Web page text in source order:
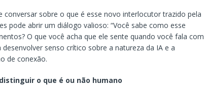
sobre o que é esse novo interlocutor trazido pela
pode abrir um diálogo valioso: “Você sabe como esse
O que você acha que ele sente quando você fala com
desenvolver senso crítico sobre a natureza da IA e a
de conexão.
o que é ou não humano